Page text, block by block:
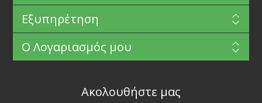
Εξυπηρέτηση
Ο Λογαριασμός μου
Ακολουθήστε μας